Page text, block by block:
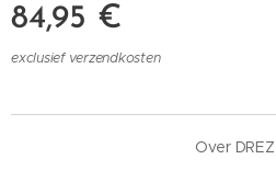
84,95 €
exclusief verzendkosten
Over